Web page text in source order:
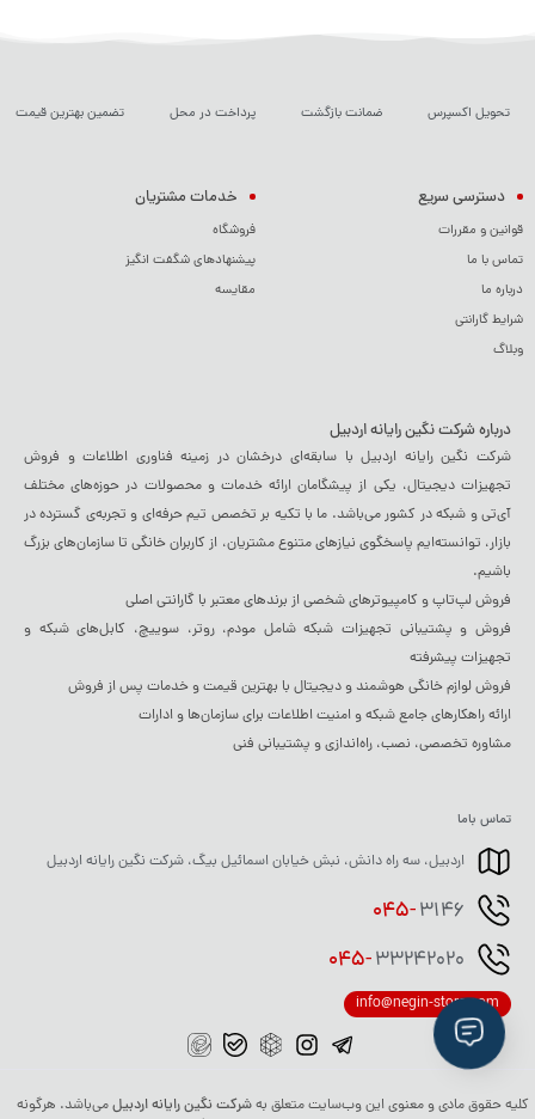
تحویل اکسپرس ضمانت بازگشت پرداخت در محل تضمین بهترین قیمت
دسترسی سریع
قوانین و مقررات
تماس با ما
درباره ما
شرایط گارانتی
وبلاگ
خدمات مشتریان
فروشگاه
پیشنهادهای شگفت انگیز
مقایسه
درباره شرکت نگین رایانه اردبیل
شرکت نگین رایانه اردبیل با سابقه‌ای درخشان در زمینه فناوری اطلاعات و فروش
تجهیزات دیجیتال، یکی از پیشگامان ارائه خدمات و محصولات در حوزه‌های مختلف
آی‌تی و شبکه در کشور می‌باشد. ما با تکیه بر تخصص تیم حرفه‌ای و تجربه‌ی گسترده در
بازار، توانسته‌ایم پاسخگوی نیازهای متنوع مشتریان، از کاربران خانگی تا سازمان‌های بزرگ
باشیم.
فروش لپ‌تاپ و کامپیوترهای شخصی از برندهای معتبر با گارانتی اصلی
فروش و پشتیبانی تجهیزات شبکه شامل مودم، روتر، سوییچ، کابل‌های شبکه و
تجهیزات پیشرفته
فروش لوازم خانگی هوشمند و دیجیتال با بهترین قیمت و خدمات پس از فروش
ارائه راهکارهای جامع شبکه و امنیت اطلاعات برای سازمان‌ها و ادارات
مشاوره تخصصی، نصب، راه‌اندازی و پشتیبانی فنی
تماس باما
اردبیل، سه راه دانش، نبش خیابان اسمائیل بیگ، شرکت نگین رایانه اردبیل
045-3146
045-33242020
info@negin-store.com
کلیه حقوق مادی و معنوی این وب‌سایت متعلق بهشرکت نگین رایانه اردبیلمی‌باشد. هرگونه